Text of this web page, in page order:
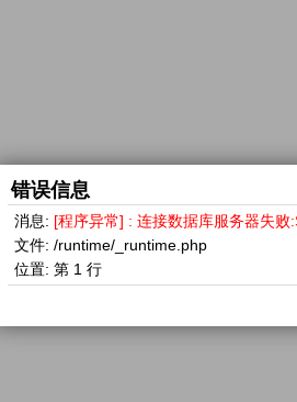
错误信息
消息: [程序异常] : 连接数据库服务器失
文件: /runtime/_runtime.php
位置: 第 1 行